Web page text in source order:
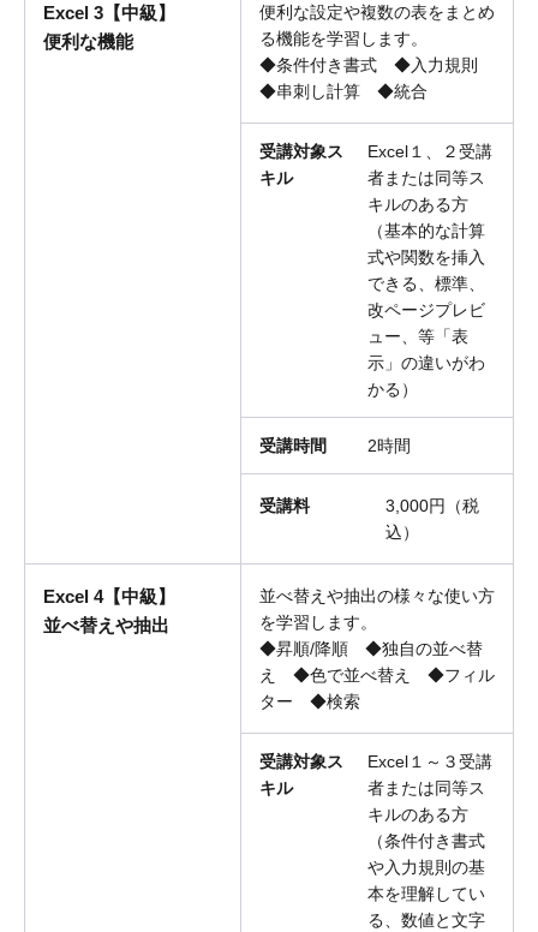
Excel 3【中級】
便利な機能
便利な設定や複数の表をまとめ
る機能を学習します。
◆条件付き書式 ◆入力規則
◆串刺し計算 ◆統合
受講対象ス
キル
Excel１、２受講
者または同等ス
キルのある方
（基本的な計算
式や関数を挿入
できる、標準、
改ページプレビ
ュー、等「表
示」の違いがわ
かる）
受講時間 2時間
受講料
3,000円（税
込）
Excel 4【中級】
並べ替えや抽出
並べ替えや抽出の様々な使い方
を学習します。
◆昇順/降順 ◆独自の並べ替
え ◆色で並べ替え ◆フィル
ター ◆検索
受講対象ス
キル
Excel１～３受講
者または同等ス
キルのある方
（条件付き書式
や入力規則の基
本を理解してい
る、数値と文字